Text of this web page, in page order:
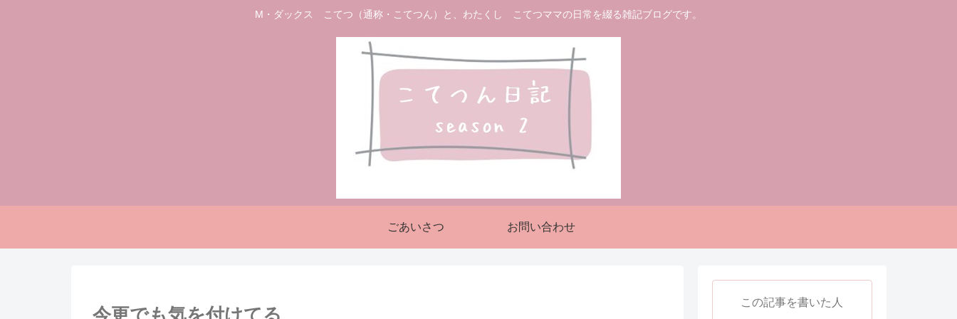
M・ダックス こてつ（通称・こてつん）と、わたくし こてつママの日常を綴る雑記ブログです。
ごあいさつ お問い合わせ
今更でも気を付けてる
この記事を書いた人